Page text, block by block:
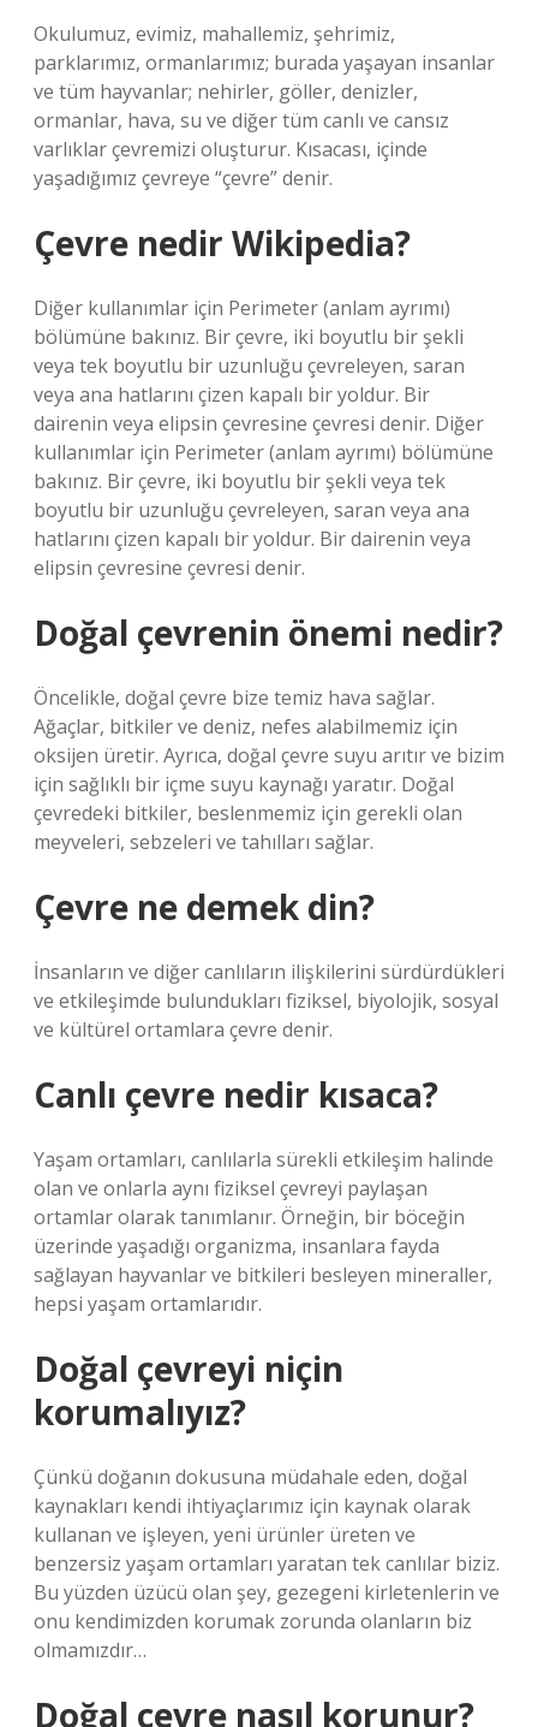
Okulumuz, evimiz, mahallemiz, şehrimiz,
parklarımız, ormanlarımız; burada yaşayan insanlar
ve tüm hayvanlar; nehirler, göller, denizler,
ormanlar, hava, su ve diğer tüm canlı ve cansız
varlıklar çevremizi oluşturur. Kısacası, içinde
yaşadığımız çevreye “çevre” denir.
Çevre nedir Wikipedia?
Diğer kullanımlar için Perimeter (anlam ayrımı)
bölümüne bakınız. Bir çevre, iki boyutlu bir şekli
veya tek boyutlu bir uzunluğu çevreleyen, saran
veya ana hatlarını çizen kapalı bir yoldur. Bir
dairenin veya elipsin çevresine çevresi denir. Diğer
kullanımlar için Perimeter (anlam ayrımı) bölümüne
bakınız. Bir çevre, iki boyutlu bir şekli veya tek
boyutlu bir uzunluğu çevreleyen, saran veya ana
hatlarını çizen kapalı bir yoldur. Bir dairenin veya
elipsin çevresine çevresi denir.
Doğal çevrenin önemi nedir?
Öncelikle, doğal çevre bize temiz hava sağlar.
Ağaçlar, bitkiler ve deniz, nefes alabilmemiz için
oksijen üretir. Ayrıca, doğal çevre suyu arıtır ve bizim
için sağlıklı bir içme suyu kaynağı yaratır. Doğal
çevredeki bitkiler, beslenmemiz için gerekli olan
meyveleri, sebzeleri ve tahılları sağlar.
Çevre ne demek din?
İnsanların ve diğer canlıların ilişkilerini sürdürdükleri
ve etkileşimde bulundukları fiziksel, biyolojik, sosyal
ve kültürel ortamlara çevre denir.
Canlı çevre nedir kısaca?
Yaşam ortamları, canlılarla sürekli etkileşim halinde
olan ve onlarla aynı fiziksel çevreyi paylaşan
ortamlar olarak tanımlanır. Örneğin, bir böceğin
üzerinde yaşadığı organizma, insanlara fayda
sağlayan hayvanlar ve bitkileri besleyen mineraller,
hepsi yaşam ortamlarıdır.
Doğal çevreyi niçin
korumalıyız?
Çünkü doğanın dokusuna müdahale eden, doğal
kaynakları kendi ihtiyaçlarımız için kaynak olarak
kullanan ve işleyen, yeni ürünler üreten ve
benzersiz yaşam ortamları yaratan tek canlılar biziz.
Bu yüzden üzücü olan şey, gezegeni kirletenlerin ve
onu kendimizden korumak zorunda olanların biz
olmamızdır…
Doğal çevre nasıl korunur?